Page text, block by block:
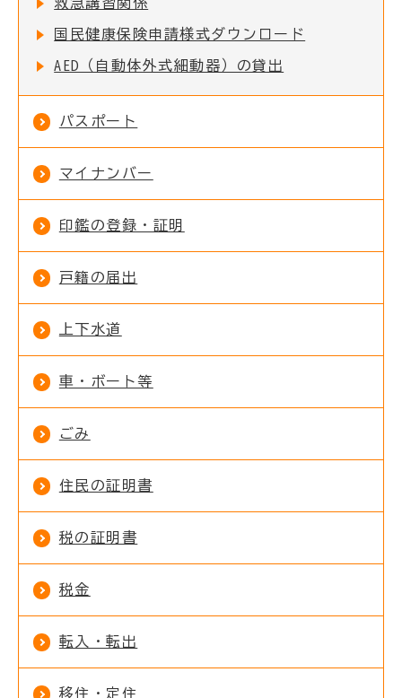
国民健康保険申請様式ダウンロード
AED（自動体外式細動器）の貸出
パスポート
マイナンバー
印鑑の登録・証明
戸籍の届出
上下水道
車・ボート等
ごみ
住民の証明書
税の証明書
税金
転入・転出
移住・定住